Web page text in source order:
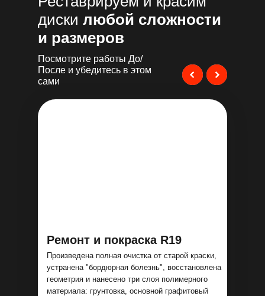
диски любой сложности
и размеров
Посмотрите работы До/
После и убедитесь в этом
сами
Ремонт и покраска R19
Произведена полная очистка от старой краски,
устранена "бордюрная болезнь", восстановлена
геометрия и нанесено три слоя полимерного
материала: грунтовка, основной графитовый